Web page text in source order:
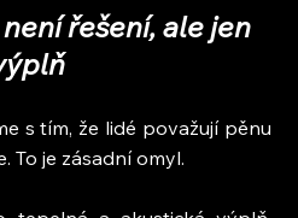
řešení, ale jen
s tím, že lidé považují pěnu
To je zásadní omyl.